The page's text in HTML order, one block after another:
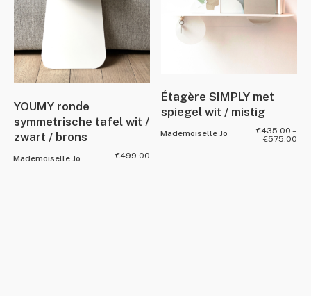
YOUMY ronde
symmetrische tafel wit /
zwart / brons
Mademoiselle Jo €499.00
Étagère SIMPLY met
spiegel wit / mistig
Mademoiselle Jo €435.00 –
€575.00